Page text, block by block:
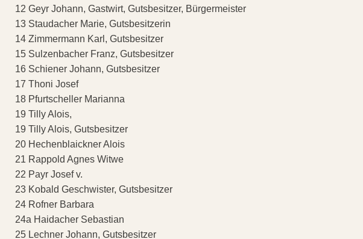
12 Geyr Johann, Gastwirt, Gutsbesitzer, Bürgermeister
13 Staudacher Marie, Gutsbesitzerin
14 Zimmermann Karl, Gutsbesitzer
15 Sulzenbacher Franz, Gutsbesitzer
16 Schiener Johann, Gutsbesitzer
17 Thoni Josef
18 Pfurtscheller Marianna
19 Tilly Alois,
19 Tilly Alois, Gutsbesitzer
20 Hechenblaickner Alois
21 Rappold Agnes Witwe
22 Payr Josef v.
23 Kobald Geschwister, Gutsbesitzer
24 Rofner Barbara
24a Haidacher Sebastian
25 Lechner Johann, Gutsbesitzer